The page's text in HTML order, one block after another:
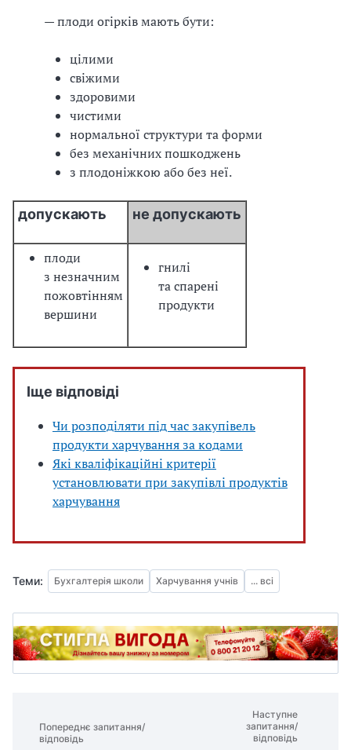
— плоди огірків мають бути:
цілими
свіжими
здоровими
чистими
нормальної структури та форми
без механічних пошкоджень
з плодоніжкою або без неї.
допускають не допускають
плоди
з незначним
пожовтінням
вершини
гнилі
та спарені
продукти
Іще відповіді
Чи розподіляти під час закупівель
продукти харчування за кодами
Які кваліфікаційні критерії
установлювати при закупівлі продуктів
харчування
Теми: Бухгалтерія школи Харчування учнів ... всі
Попереднє запитання/
відповідь
Наступне
запитання/
відповідь